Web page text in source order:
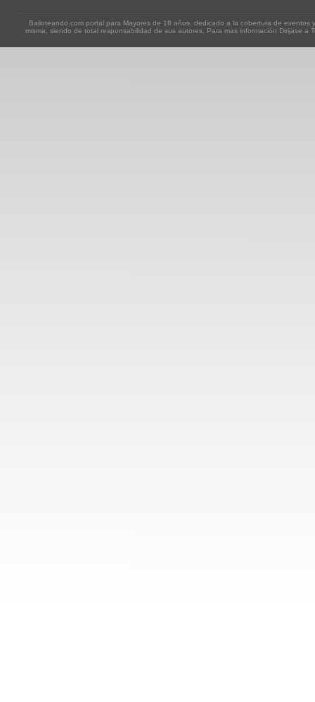
Bailoteando.com portal para Mayores de 18 años, dedicado a la cobertura de
misma, siendo de total responsabilidad de sus autores. Para mas información Dirijase a